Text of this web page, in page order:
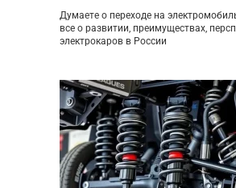
Думаете о переходе на
все о развитии, преимуществах,
электрокаров в России